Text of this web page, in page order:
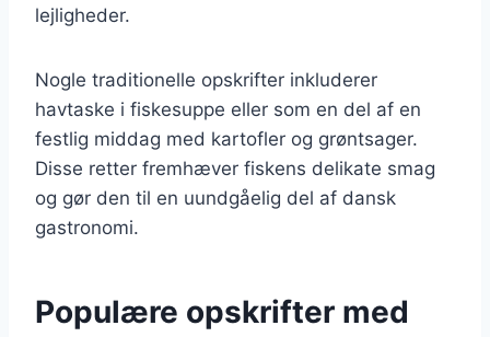
lejligheder.
Nogle traditionelle opskrifter inkluderer
havtaske i fiskesuppe eller som en del af en
festlig middag med kartofler og grøntsager.
Disse retter fremhæver fiskens delikate smag
og gør den til en uundgåelig del af dansk
gastronomi.
Populære opskrifter med